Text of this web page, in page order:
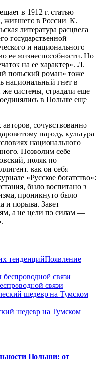
в 1912 г. статью
жившего в России, К.
литература расцвела
государственной
и национального
ее жизнеспособности. Но
на ее характер». Л.
польский роман» тоже
национальный гнет в
системы, страдали еще
в Польше еще
сочувствованно
народу, культура
национального
Позволим себе
поляк по
как он себя
«Русское богатство»:
было воспитано в
проникнуто было
и порыва. Завет
а не цели по силам —
Появление
связи
шедевр на Тумском
Польши: от